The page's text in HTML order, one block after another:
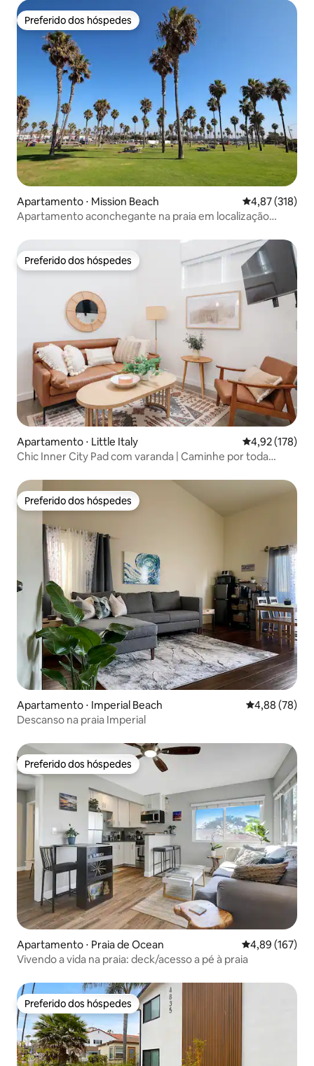
Preferido dos hóspedes
Preferido dos hóspedes
Apartamento ⋅ Mission Beach 4,87 de uma
4,87 (318)
Apartamento aconchegante na praia em localização
Preferido dos hóspedes
Preferido dos hóspedes
Apartamento ⋅ Little Italy 4,92 de uma
4,92 (178)
Chic Inner City Pad com varanda | Caminhe por toda
Preferido dos hóspedes
Preferido dos hóspedes
Apartamento ⋅ Imperial Beach 4,88 de uma
4,88 (78)
Descanso na praia Imperial
Preferido dos hóspedes
Preferido dos hóspedes
Apartamento ⋅ Praia de Ocean 4,89 de uma
4,89 (167)
Vivendo a vida na praia: deck/acesso a pé à praia
Preferido dos hóspedes
Preferido dos hóspedes